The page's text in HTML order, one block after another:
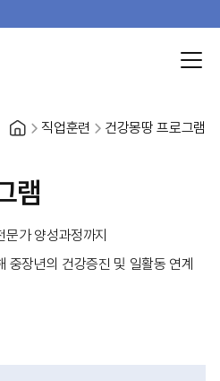
홈 직업훈련 건강몽땅 프로그램
램
문가 양성과정까지
중장년의 건강증진 및 일활동 연계